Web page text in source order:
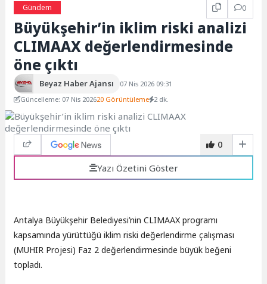
Gündem
0
Büyükşehir’in iklim riski analizi
CLIMAAX değerlendirmesinde
öne çıktı
Beyaz Haber Ajansı
07 Nis 2026 09:31
Güncelleme: 07 Nis 202620 Görüntüleme 2 dk.
0
Yazı Özetini Göster
Antalya Büyükşehir Belediyesi’nin CLIMAAX programı
kapsamında yürüttüğü iklim riski değerlendirme çalışması
(MUHIR Projesi) Faz 2 değerlendirmesinde büyük beğeni
topladı.